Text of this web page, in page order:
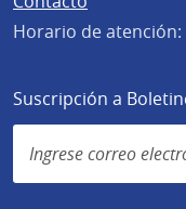
Horario de atención:
Suscripción a
Simplenews
subscription